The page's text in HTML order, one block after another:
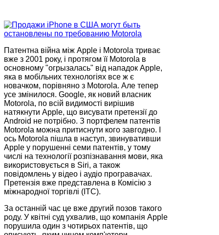
Патентна війна між Apple і Motorola триває
вже з 2001 року, і протягом її Motorola в
основному "огрызалась" від нападок Apple,
яка в мобільних технологіях все ж є
новачком, порівняно з Motorola. Але тепер
усе змінилося. Google, як новий власник
Motorola, по всій видимості вирішив
натякнути Apple, що висувати претензії до
Android не потрібно. З портфелем патентів
Motorola можна притиснути кого завгодно. І
ось Motorola пішла в наступ, звинувативши
Apple у порушенні семи патентів, у тому
числі на технології розпізнавання мови, яка
використовується в Siri, а також
повідомлень у відео і аудіо програвачах.
Претензія вже представлена в Комісію з
міжнародної торгівлі (ITC).
За останній час це вже другий позов такого
роду. У квітні суд ухвалив, що компанія Apple
порушила один з чотирьох патентів, що